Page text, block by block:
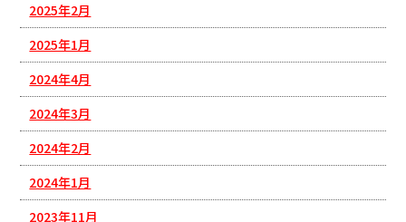
2025年2月
2025年1月
2024年4月
2024年3月
2024年2月
2024年1月
2023年11月